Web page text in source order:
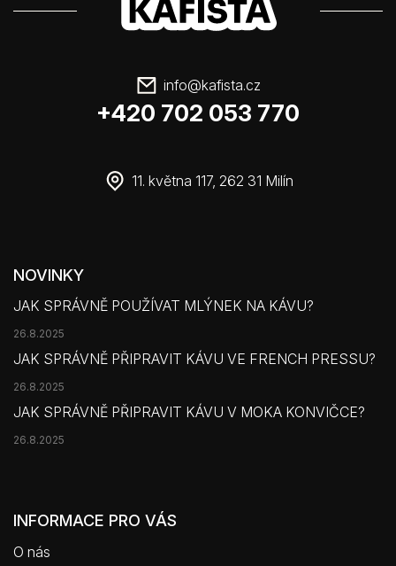
info@kafista.cz
+420 702 053 770
11. května 117, 262 31 Milín
NOVINKY
JAK SPRÁVNĚ POUŽÍVAT MLÝNEK NA KÁVU?
26.8.2025
JAK SPRÁVNĚ PŘIPRAVIT KÁVU VE FRENCH PRESSU?
26.8.2025
JAK SPRÁVNĚ PŘIPRAVIT KÁVU V MOKA KONVIČCE?
26.8.2025
INFORMACE PRO VÁS
O nás